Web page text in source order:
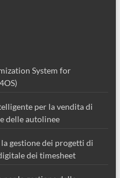
System for
per la vendita di
delle autolinee
gestione dei progetti di
dei timesheet